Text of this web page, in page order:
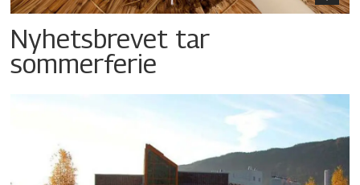
Nyhetsbrevet tar
sommerferie